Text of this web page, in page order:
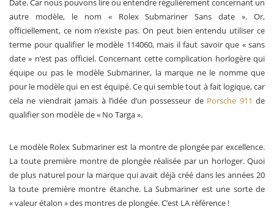
Date. Car nous pouvons lire ou entendre régulièrement concernant un
autre modèle, le nom « Rolex Submariner Sans date ». Or,
officiellement, ce nom n’existe pas. On peut bien entendu utiliser ce
terme pour qualifier le modèle 114060, mais il faut savoir que « sans
date » n’est pas officiel. Concernant cette complication horlogère qui
équipe ou pas le modèle Submariner, la marque ne le nomme que
pour le modèle qui en est équipé. Ce qui semble tout à fait logique, car
cela ne viendrait jamais à l’idée d’un possesseur de Porsche 911 de
qualifier son modèle de « No Targa ».
Le modèle Rolex Submariner est la montre de plongée par excellence.
La toute première montre de plongée réalisée par un horloger. Quoi
de plus naturel pour la marque qui avait déjà créé dans les années 20
la toute première montre étanche. La Submariner est une sorte de
« valeur étalon » des montres de plongée. C’est LA référence !